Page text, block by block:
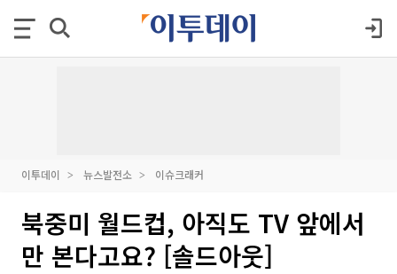
이투데이 뉴스발전소 이슈크래커
북중미 월드컵, 아직도 TV 앞에서
만 본다고요? [솔드아웃]